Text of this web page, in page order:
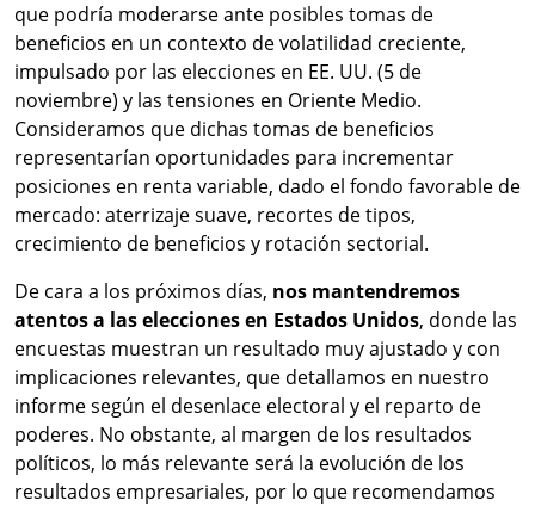
que podría moderarse ante posibles tomas de
beneficios en un contexto de volatilidad creciente,
impulsado por las elecciones en EE. UU. (5 de
noviembre) y las tensiones en Oriente Medio.
Consideramos que dichas tomas de beneficios
representarían oportunidades para incrementar
posiciones en renta variable, dado el fondo favorable de
mercado: aterrizaje suave, recortes de tipos,
crecimiento de beneficios y rotación sectorial.
De cara a los próximos días, nos mantendremos
atentos a las elecciones en Estados Unidos, donde las
encuestas muestran un resultado muy ajustado y con
implicaciones relevantes, que detallamos en nuestro
informe según el desenlace electoral y el reparto de
poderes. No obstante, al margen de los resultados
políticos, lo más relevante será la evolución de los
resultados empresariales, por lo que recomendamos